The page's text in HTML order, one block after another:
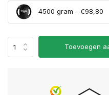
4500 gram - €98,80
Toevoegen